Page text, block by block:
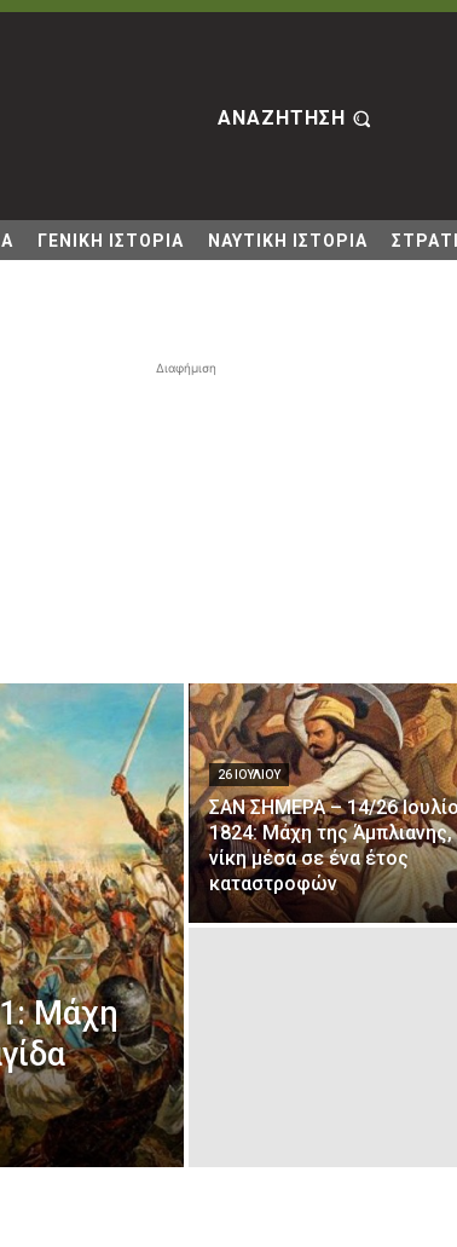
ΑΝΑΖΗΤΗΣΗ
ΓΕΝΙΚΗ ΙΣΤΟΡΙΑ ΝΑΥΤΙΚΗ ΙΣΤΟΡΙΑ
Διαφήμιση
Μάχη
26 ΙΟΥΛΊΟΥ
ΣΑΝ ΣΗΜΕΡΑ – 14/26
1824: Μάχη της Άμπλιανης,
νίκη μέσα σε ένα έτος
καταστροφών